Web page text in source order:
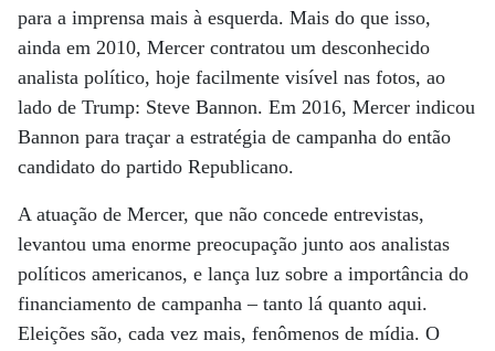
para a imprensa mais à esquerda. Mais do que isso,
ainda em 2010, Mercer contratou um desconhecido
analista político, hoje facilmente visível nas fotos, ao
lado de Trump: Steve Bannon. Em 2016, Mercer indicou
Bannon para traçar a estratégia de campanha do então
candidato do partido Republicano.
A atuação de Mercer, que não concede entrevistas,
levantou uma enorme preocupação junto aos analistas
políticos americanos, e lança luz sobre a importância do
financiamento de campanha – tanto lá quanto aqui.
Eleições são, cada vez mais, fenômenos de mídia. O